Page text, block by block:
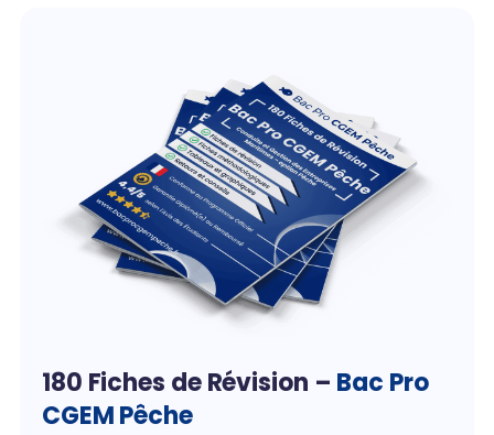
180 Fiches de Révision – Bac Pro
CGEM Pêche